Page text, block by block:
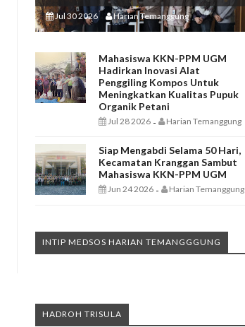
Jul 30 2026- Harian Temanggung
Mahasiswa KKN-PPM UGM
Hadirkan Inovasi Alat
Penggiling Kompos Untuk
Meningkatkan Kualitas Pupuk
Organik Petani
Jul 28 2026 - Harian Temanggung
Siap Mengabdi Selama 50 Hari,
Kecamatan Kranggan Sambut
Mahasiswa KKN-PPM UGM
Jun 24 2026 - Harian Temanggung
INTIP MEDSOS HARIAN TEMANGGGUNG
HADROH TRISULA